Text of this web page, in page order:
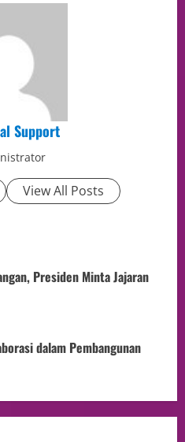
Support
View All Posts
Presiden Minta Jajaran
dalam Pembangunan